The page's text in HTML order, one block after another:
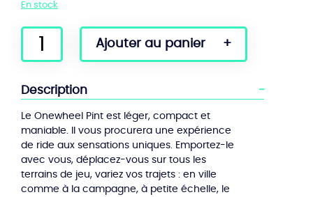
En stock
quantité
Onewheel
Pro
Ajouter au panier
Description
Le Onewheel Pint est léger, compact et
maniable. Il vous procurera une expérience
de ride aux sensations uniques. Emportez-le
avec vous, déplacez-vous sur tous les
terrains de jeu, variez vos trajets : en ville
comme à la campagne, à petite échelle, le